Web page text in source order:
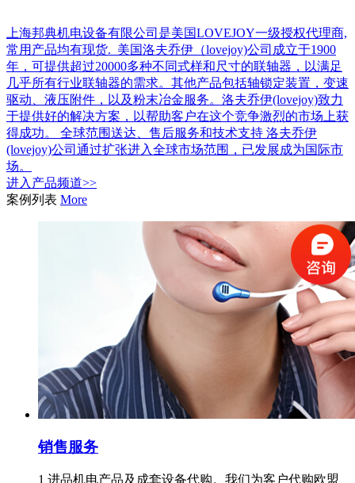
上海邦典机电设备有限公司是美国LOVEJOY一级授权代理商,
常用产品均有现货. 美国洛夫乔伊（lovejoy)公司成立于1900
年，可提供超过20000多种不同式样和尺寸的联轴器，以满足
几乎所有行业联轴器的需求。其他产品包括轴锁定装置，变速
驱动、液压附件，以及粉末冶金服务。洛夫乔伊(lovejoy)致力
于提供好的解决方案，以帮助客户在这个竞争激烈的市场上获
得成功。 全球范围送达、售后服务和技术支持 洛夫乔伊
(lovejoy)公司通过扩张进入全球市场范围，已发展成为国际市
场。
进入 产品频道>>
案例列表 More
销售服务
1 进品机电产品及成套设备代购。我们为客户代购欧盟